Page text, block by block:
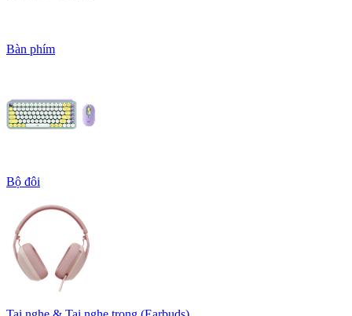
Bàn phím
Bộ đôi